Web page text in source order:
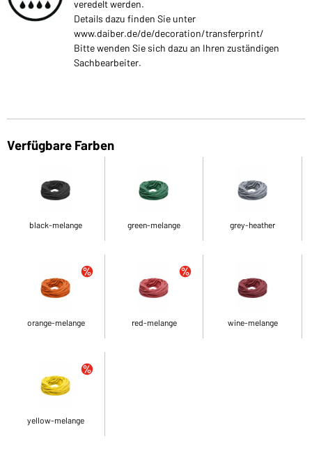
veredelt werden.
Details dazu finden Sie unter
www.daiber.de/de/decoration/transferprint/
Bitte wenden Sie sich dazu an Ihren zuständigen
Sachbearbeiter.
Verfügbare Farben
black-melange green-melange grey-heather
orange-melange red-melange wine-melange
yellow-melange